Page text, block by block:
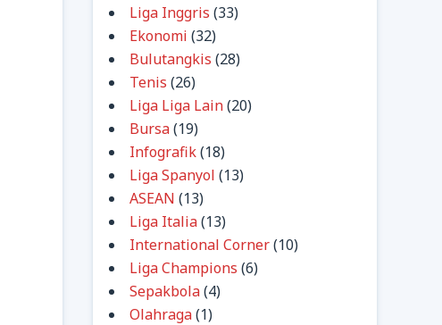
Liga Inggris (33)
Ekonomi (32)
Bulutangkis (28)
Tenis (26)
Liga Liga Lain(20)
Bursa(19)
Infografik(18)
Liga Spanyol (13)
ASEAN (13)
Liga Italia(13)
International Corner(10)
Liga Champions (6)
Sepakbola(4)
Olahraga(1)